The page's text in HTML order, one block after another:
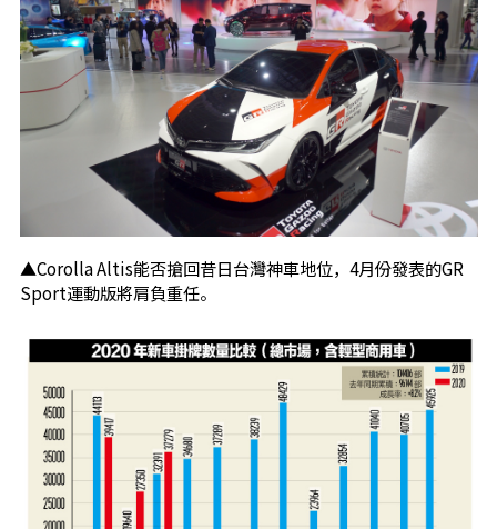
▲Corolla Altis能否搶回昔日台灣神車地位，4月份發表的GR
Sport運動版將肩負重任。